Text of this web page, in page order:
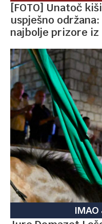
[FOTO] Unatoč
uspješno
najbolje prizore iz
IMAO